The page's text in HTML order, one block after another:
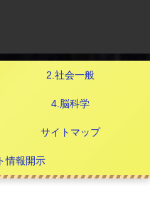
2.社会一般
4.脳科学
サイトマップ
情報開示